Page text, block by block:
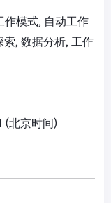
作模式, 自动工作
, 数据分析, 工作
(北京时间)